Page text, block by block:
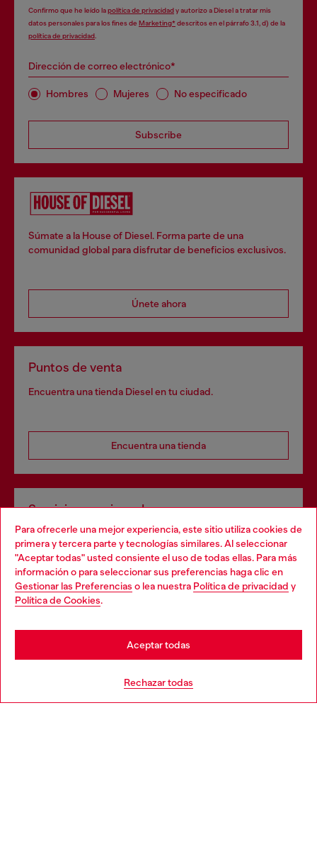
Para ofrecerle una mejor experiencia, este sitio utiliza cookies de
primera y tercera parte y tecnologías similares. Al seleccionar
"Aceptar todas" usted consiente el uso de todas ellas. Para más
información o para seleccionar sus preferencias haga clic en
Gestionar las Preferencias o lea nuestra Política de privacidad y
Política de Cookies.
Rechazar todas
Aceptar todas
Confirmo que he leído lapolítica de privacidady autorizo a Diesel a tratar mis
datos personales para los fines de Marketing*descritos en el párrafo 3.1, d) de la
política de privacidad
Dirección de correo electrónico*
Hombres Mujeres No especificado
Subscribe
Súmate a la House of Diesel. Forma parte de una
comunidad global para disfrutar de beneficios exclusivos.
Únete ahora
Puntos de venta
Encuentra una tienda Diesel en tu ciudad.
Encuentra una tienda
Servicios omnicanal
Descubre todos nuestros servicios, tanto en línea como
en la tienda.
Choose your location
You are currently browsing España website, but it seems you
may be based in United States